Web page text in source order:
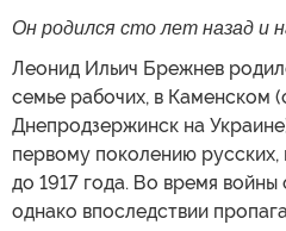
Он родился сто лет назад и
Леонид Ильич Брежнев
семье рабочих, в Каменском
Днепродзержинск на
первому поколению
до 1917 года. Во время
однако впоследствии